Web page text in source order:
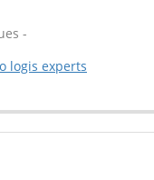
-
logis experts